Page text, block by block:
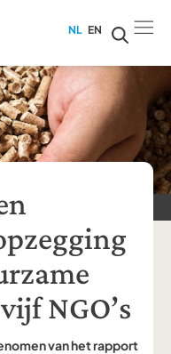
NL EN
NGO’s
van het rapport